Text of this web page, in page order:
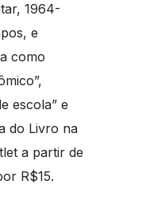
1964-
e
como
escola” e
do Livro na
a partir de
R$15.